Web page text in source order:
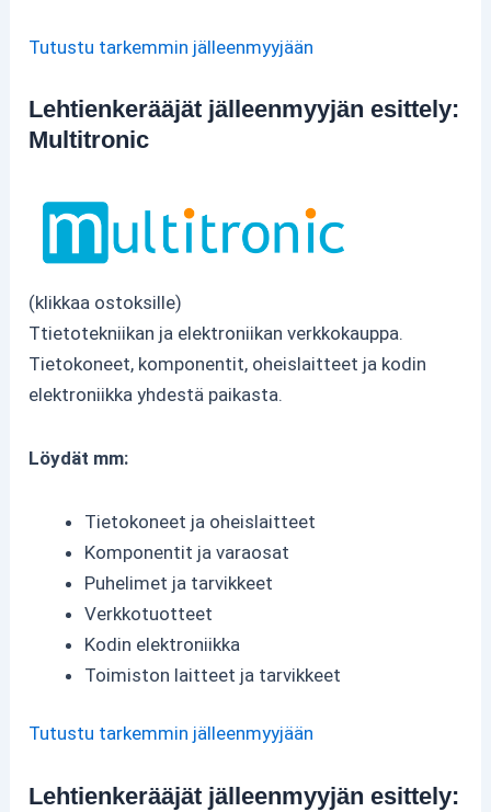
Tutustu tarkemmin jälleenmyyjään
Lehtienkerääjät jälleenmyyjän esittely:
Multitronic
(klikkaa ostoksille)
Ttietotekniikan ja elektroniikan verkkokauppa.
Tietokoneet, komponentit, oheislaitteet ja kodin
elektroniikka yhdestä paikasta.
Löydät mm:
Tietokoneet ja oheislaitteet
Komponentit ja varaosat
Puhelimet ja tarvikkeet
Verkkotuotteet
Kodin elektroniikka
Toimiston laitteet ja tarvikkeet
Tutustu tarkemmin jälleenmyyjään
Lehtienkerääjät jälleenmyyjän esittely: